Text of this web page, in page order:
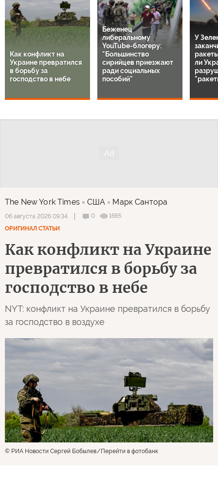
Как конфликт на
Украине превратился
в борьбу за
господство в небе
Беженец
либеральному
YouTube-блогеру:
"Большинство
сирийцев приезжают
ради социальных
пособий"
У
ли
The New York Times США Марк Сантора
06 августа 2026 09:34 0
1665
ОРИГИНАЛ СТАТЬИ
Как конфликт на Украине
превратился в борьбу за
господство в небе
NYT: конфликт на Украине превратился в борьбу
за господство в воздухе
© РИА Новости Сергей Бобылев Перейти в фотобанк